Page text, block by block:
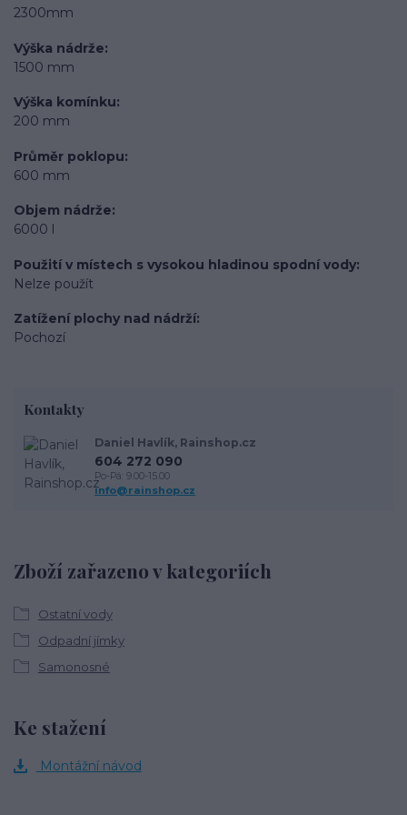
2300mm
Výška nádrže
1500 mm
Výška komínku
200 mm
Průměr poklopu
600 mm
Objem nádrže
6000 l
Použití v místech s vysokou hladinou spodní vody
Nelze použít
Zatížení plochy nad nádrží
Pochozí
Zboží zařazeno v kategoriích
Ostatní vody
Odpadní jímky
Samonosné
Kontakty
Daniel Havlík, Rainshop.cz
604 272 090
Po-Pá: 9.00-15.00
info@rainshop.cz
Ke stažení
Montážní návod